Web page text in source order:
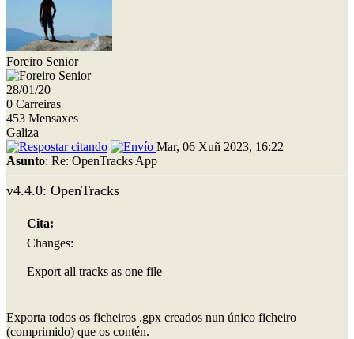
Foreiro Senior
28/01/20
0 Carreiras
453 Mensaxes
Galiza
Mar, 06 Xuñ 2023, 16:22
Asunto: Re: OpenTracks App
v4.4.0: OpenTracks
Cita:
Changes:
Export all tracks as one file
Exporta todos os ficheiros .gpx creados nun único ficheiro
(comprimido) que os contén.